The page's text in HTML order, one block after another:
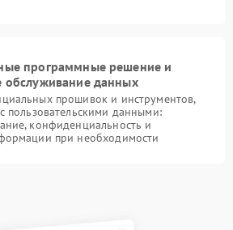
программные решение и
обслуживание данных
прошивок и инструментов,
пользовательскими данными:
конфиденциальность и
при необходимости